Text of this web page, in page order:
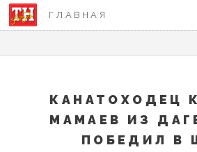
ГЛАВНАЯ
КАНАТОХОДЕЦ
МАМАЕВ ИЗ
ПОБЕДИЛ В